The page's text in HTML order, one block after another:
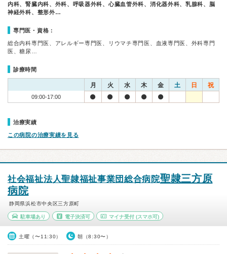
内科、腎臓内科、外科、呼吸器外科、心臓血管外科、消化器外科、乳腺科、脳
神経外科、整形外…
専門医・資格：
総合内科専門医、アレルギー専門医、リウマチ専門医、血液専門医、外科専門
医、糖尿…
診療時間
月 火 水 木 金 土 日 祝
09:00-17:00
治療実績
この病院の治療実績を見る
社会福祉法人聖隷福祉事業団総合病院聖隷三方原
病院
静岡県浜松市中央区三方原町
駐車場あり 電子決済可 マイナ受付 (スマホ可)
土曜（〜11:30） 朝（8:30〜）